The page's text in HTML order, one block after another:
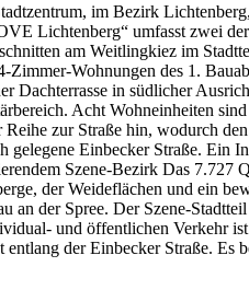
im Bezirk
Lichtenberg“ umfasst zwei
am Weitlingkiez im
Zimmer-Wohnungen des 1.
Dachterrasse in südlicher
Acht Wohneinheiten
zur Straße hin, wodurch
gelegene Einbecker Straße. Ein
Szene-Bezirk Das 7.727
der Weideflächen und ein
an der Spree. Der Szene-
und öffentlichen Verkehr
der Einbecker Straße. Es